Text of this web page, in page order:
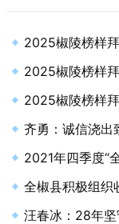
2025椒陵榜样拜
2025椒陵榜样拜
2025椒陵榜样拜
齐勇：诚信浇出
2021年四季度“
汪春冰：28年